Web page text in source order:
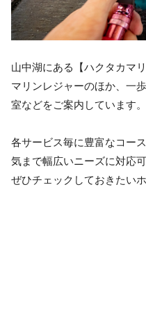
山中湖にある【ハクタカマ
マリンレジャーのほか、一
室などをご案内しています。
各サービス毎に豊富なコー
気まで幅広いニーズに対応
ぜひチェックしておきたい